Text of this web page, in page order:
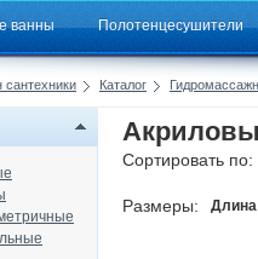
ванны Полотенцесушители
сантехники Каталог
Сортировать по:
Размеры: